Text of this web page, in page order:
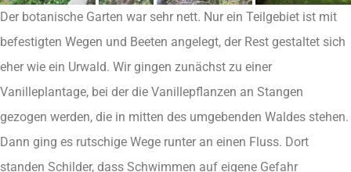
Der botanische Garten war sehr nett. Nur ein Teilgebiet ist mit
befestigten Wegen und Beeten angelegt, der Rest gestaltet sich
eher wie ein Urwald. Wir gingen zunächst zu einer
Vanilleplantage, bei der die Vanillepflanzen an Stangen
gezogen werden, die in mitten des umgebenden Waldes stehen.
Dann ging es rutschige Wege runter an einen Fluss. Dort
standen Schilder, dass Schwimmen auf eigene Gefahr